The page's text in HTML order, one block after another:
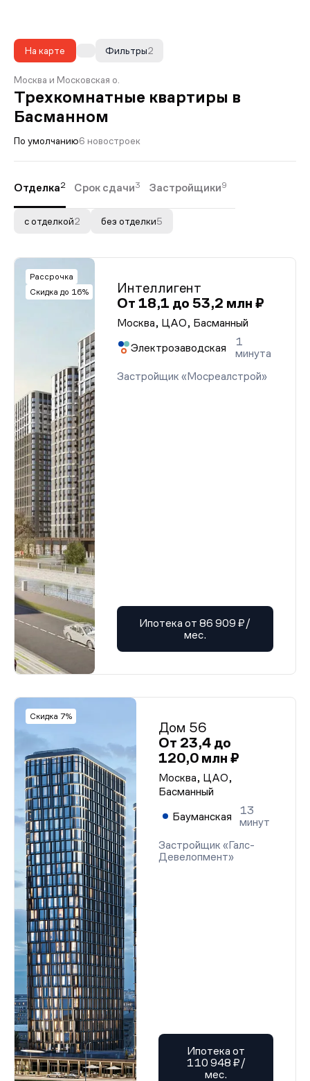
На карте 2
Фильтры
Москва и Московская о.
Трехкомнатные квартиры в
Басманном
По умолчанию6 новостроек
Отделка2 Срок сдачи3 Застройщики9
с отделкой2 без отделки5
Рассрочка
Скидка до 16%
Интеллигент
От 18,1 до 53,2 млн ₽
Москва, ЦАО, Басманный
Электрозаводская
1
минута
Застройщик «Мосреалстрой»
Ипотека от 86 909 ₽/
мес.
Скидка 7%
Дом 56
От 23,4 до
120,0 млн ₽
Москва, ЦАО,
Басманный
Бауманская
13
минут
Застройщик «Галс-
Девелопмент»
Ипотека от
110 948 ₽/
мес.